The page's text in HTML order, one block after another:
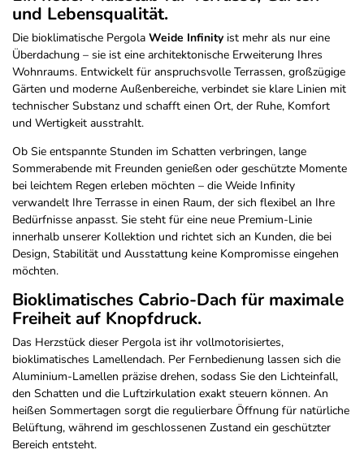
und Lebensqualität.
Die bioklimatische Pergola Weide Infinity ist mehr als nur eine
Überdachung – sie ist eine architektonische Erweiterung Ihres
Wohnraums. Entwickelt für anspruchsvolle Terrassen, großzügige
Gärten und moderne Außenbereiche, verbindet sie klare Linien mit
technischer Substanz und schafft einen Ort, der Ruhe, Komfort
und Wertigkeit ausstrahlt.
Ob Sie entspannte Stunden im Schatten verbringen, lange
Sommerabende mit Freunden genießen oder geschützte Momente
bei leichtem Regen erleben möchten – die Weide Infinity
verwandelt Ihre Terrasse in einen Raum, der sich flexibel an Ihre
Bedürfnisse anpasst. Sie steht für eine neue Premium-Linie
innerhalb unserer Kollektion und richtet sich an Kunden, die bei
Design, Stabilität und Ausstattung keine Kompromisse eingehen
möchten.
Bioklimatisches Cabrio-Dach für maximale
Freiheit auf Knopfdruck.
Das Herzstück dieser Pergola ist ihr vollmotorisiertes,
bioklimatisches Lamellendach. Per Fernbedienung lassen sich die
Aluminium-Lamellen präzise drehen, sodass Sie den Lichteinfall,
den Schatten und die Luftzirkulation exakt steuern können. An
heißen Sommertagen sorgt die regulierbare Öffnung für natürliche
Belüftung, während im geschlossenen Zustand ein geschützter
Bereich entsteht.